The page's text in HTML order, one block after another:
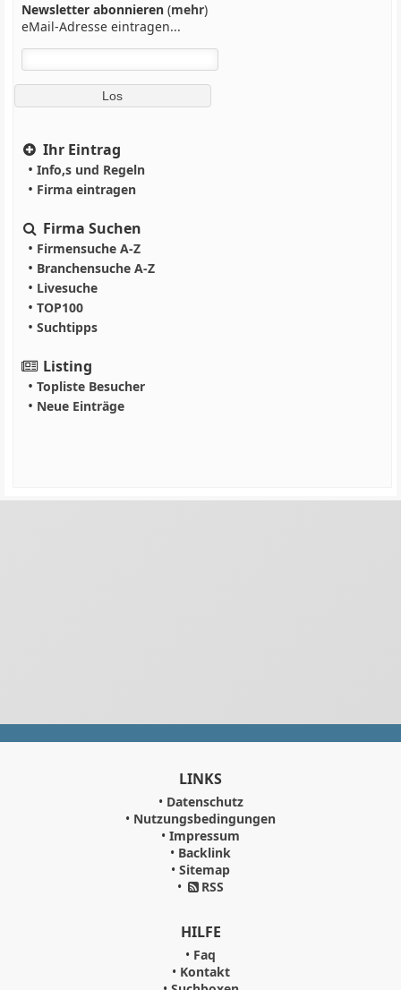
Newsletter abonnieren (mehr)
eMail-Adresse eintragen...
Ihr Eintrag
• Info,s und Regeln
• Firma eintragen
Firma Suchen
• Firmensuche A-Z
• Branchensuche A-Z
• Livesuche
• TOP100
• Suchtipps
Listing
• Topliste Besucher
• Neue Einträge
LINKS
• Datenschutz
• Nutzungsbedingungen
• Impressum
• Backlink
• Sitemap
•
RSS
HILFE
• Faq
• Kontakt